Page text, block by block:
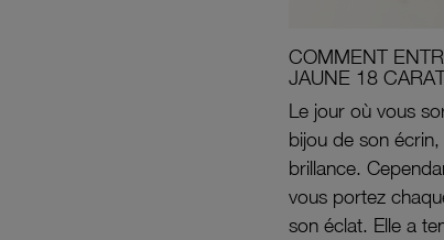
COMMENT
JAUNE 18
Le jour où vous
bijou de son
brillance.
vous portez
son éclat. Elle a